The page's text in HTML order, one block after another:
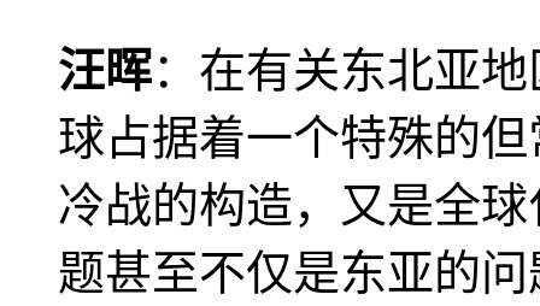
汪晖：在有关东北亚
球占据着一个特殊的
冷战的构造，又是全
题甚至不仅是东亚的